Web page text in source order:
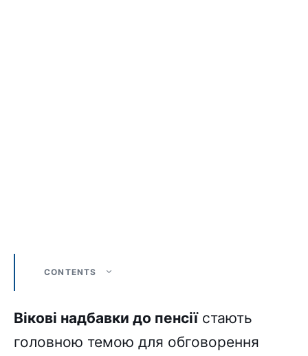
CONTENTS
Вікові надбавки до пенсіїстають
головною темою для обговорення